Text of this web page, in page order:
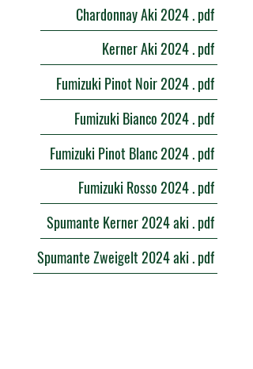
Chardonnay Aki 2024 . pdf
Kerner Aki 2024 . pdf
Fumizuki Pinot Noir 2024 . pdf
Fumizuki Bianco 2024 . pdf
Fumizuki Pinot Blanc 2024 . pdf
Fumizuki Rosso 2024 . pdf
Spumante Kerner 2024 aki . pdf
Spumante Zweigelt 2024 aki . pdf